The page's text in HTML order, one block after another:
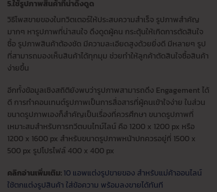
5.ใช้รูปภาพสินค้าที่น่าดึงดูด
วิธีโพสขายของในทวิตเตอร์ให้ประสบความสำเร็จ รูปภาพสำคัญ
มากๆ หารูปภาพที่น่าสนใจ ดึงดูดผู้คน กระตุ้นให้เกิดการตัดสินใจ
ซื้อ รูปภาพสินค้าต้องชัด มีความละเอียดสูงด้วยยิ่งดี มีหลายๆ รูป
ที่สามารถมองเห็นสินค้าได้ทุกมุม ช่วยทำให้ลูกค้าตัดสินใจซื้อสินค้า
ง่ายขึ้น
อีกทั้งข้อมูลเชิงสถิติยังพบว่ารูปภาพสามารถดึง Engagement ได้
ดี การทำคอนเทนต์รูปภาพเป็นการสื่อสารที่ผู้คนเข้าใจง่าย ในส่วน
ขนาดรูปภาพเองก็สำคัญเป็นเรื่องที่ควรศึกษา ขนาดรูปภาพที่
เหมาะสมสำหรับการทวีตบนไทม์ไลน์ คือ 1200 x 1200 px หรือ
1200 x 1600 px สำหรับขนาดรูปภาพหน้าปกควรอยู่ที่ 1500 x
500 px รูปโปรไฟล์ 400 x 400 px
คลิกอ่านเพิ่มเติม:10 แอพแต่งรูปขายของ สำหรับแม่ค้าออนไลน์
ใช้ตกแต่งรูปสินค้า ใส่ข้อความ พร้อมลงขายได้ทันที